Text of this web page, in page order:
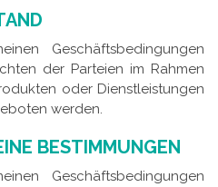
Geschäftsbedingungen
der Parteien im Rahmen
oder Dienstleistungen
werden.
BESTIMMUNGEN
Geschäftsbedingungen